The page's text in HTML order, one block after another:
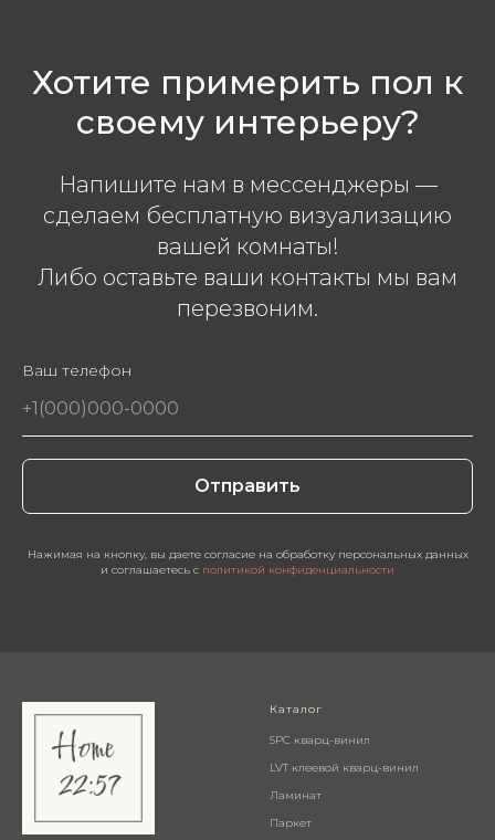
Хотите примерить пол к
своему интерьеру?
Напишите нам в мессенджеры —
сделаем бесплатную визуализацию
вашей комнаты!
Либо оставьте ваши контакты мы вам
перезвоним.
Ваш телефон
Отправить
Нажимая на кнопку, вы даете согласие на обработку персональных данных
и соглашаетесь c политикой конфиденциальности
Каталог
SPC кварц-винил
LVT клеевой кварц-винил
Ламинат
Паркет